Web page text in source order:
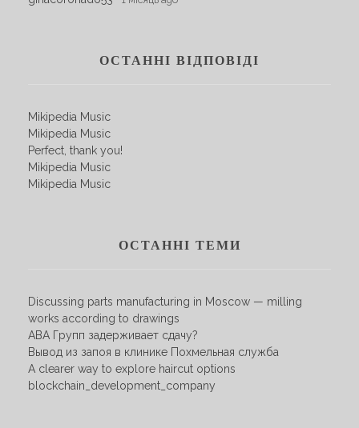
ОСТАННІ ВІДПОВІДІ
Mikipedia Music
Mikipedia Music
Perfect, thank you!
Mikipedia Music
Mikipedia Music
ОСТАННІ ТЕМИ
Discussing parts manufacturing in Moscow — milling
works according to drawings
АВА Групп задерживает сдачу?
Вывод из запоя в клинике Похмельная служба
A clearer way to explore haircut options
blockchain_development_company